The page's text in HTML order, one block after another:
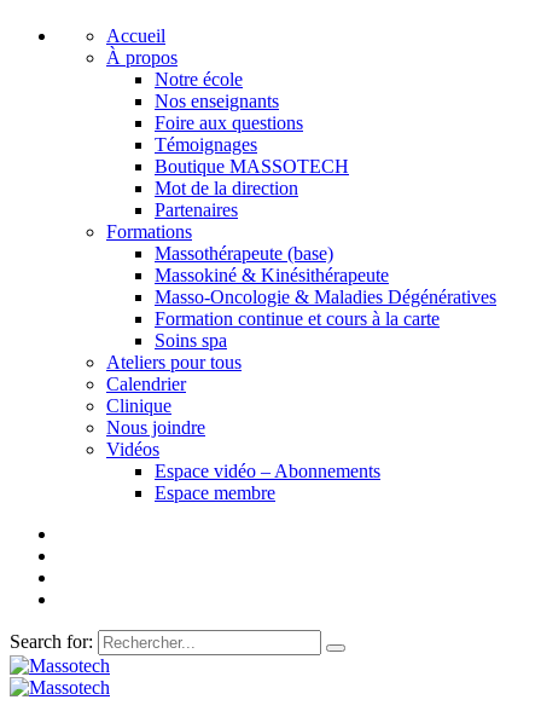
Accueil
À propos
Notre école
Nos enseignants
Foire aux questions
Témoignages
Boutique MASSOTECH
Mot de la direction
Partenaires
Formations
Massothérapeute (base)
Massokiné & Kinésithérapeute
Masso-Oncologie & Maladies Dégénératives
Formation continue et cours à la carte
Soins spa
Ateliers pour tous
Calendrier
Clinique
Nous joindre
Vidéos
Espace vidéo – Abonnements
Espace membre
Search for: